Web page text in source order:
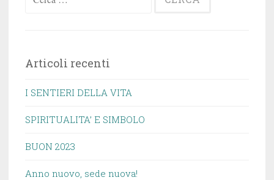
Articoli recenti
I SENTIERI DELLA VITA
SPIRITUALITA’ E SIMBOLO
BUON 2023
Anno nuovo, sede nuova!